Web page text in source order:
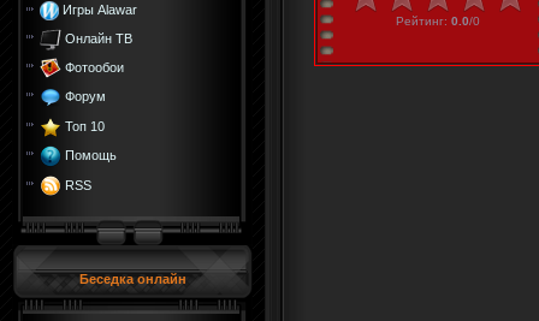
Игры Alawar
Онлайн ТВ
Фотообои
Форум
Топ 10
Помощь
RSS
Беседка онлайн
Рейтинг: 0.0/0